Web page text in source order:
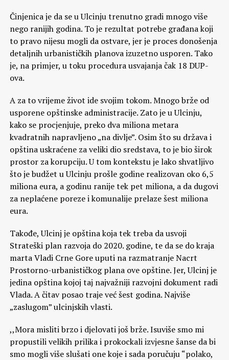
Činjenica je da se u Ulcinju trenutno gradi mnogo više
nego ranijih godina. To je rezultat potrebe građana koji
to pravo nijesu mogli da ostvare, jer je proces donošenja
detaljnih urbanističkih planova izuzetno usporen. Tako
je, na primjer, u toku procedura usvajanja čak 18 DUP-
ova.
A za to vrijeme život ide svojim tokom. Mnogo brže od
usporene opštinske administracije. Zato je u Ulcinju,
kako se procjenjuje, preko dva miliona metara
kvadratnih napravljeno „na divlje”. Osim što su država i
opština uskraćene za veliki dio sredstava, to je bio širok
prostor za korupciju. U tom kontekstu je lako shvatljivo
što je budžet u Ulcinju prošle godine realizovan oko 6,5
miliona eura, a godinu ranije tek pet miliona, a da dugovi
za neplaćene poreze i komunalije prelaze šest miliona
eura.
Takođe, Ulcinj je opština koja tek treba da usvoji
Strateški plan razvoja do 2020. godine, te da se do kraja
marta Vladi Crne Gore uputi na razmatranje Nacrt
Prostorno-urbanističkog plana ove opštine. Jer, Ulcinj je
jedina opština kojoj taj najvažniji razvojni dokument radi
Vlada. A čitav posao traje već šest godina. Najviše
„zaslugom” ulcinjskih vlasti.
,,Mora misliti brzo i djelovati još brže. Isuviše smo mi
propustili velikih prilika i prokockali izvjesne šanse da bi
smo mogli više slušati one koje i sada poručuju “polako,